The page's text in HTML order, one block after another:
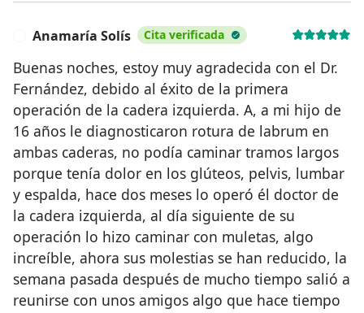
Anamaría Solís Cita verificada
Buenas noches, estoy muy agradecida con el Dr.
Fernández, debido al éxito de la primera
operación de la cadera izquierda. A, a mi hijo de
16 años le diagnosticaron rotura de labrum en
ambas caderas, no podía caminar tramos largos
porque tenía dolor en los glúteos, pelvis, lumbar
y espalda, hace dos meses lo operó él doctor de
la cadera izquierda, al día siguiente de su
operación lo hizo caminar con muletas, algo
increíble, ahora sus molestias se han reducido, la
semana pasada después de mucho tiempo salió a
reunirse con unos amigos algo que hace tiempo